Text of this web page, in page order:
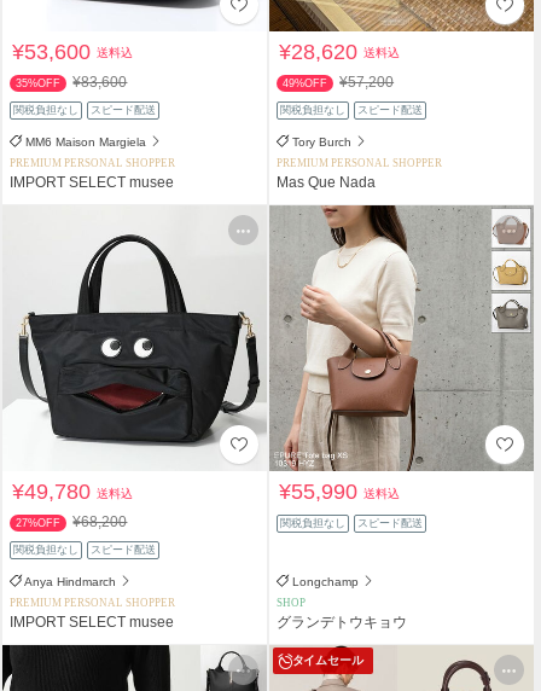
¥53,600送料込
35%OFF ¥83,600
関税負担なし スピード配送
MM6 Maison Margiela
PREMIUM PERSONAL SHOPPER
IMPORT SELECT musee
¥28,620送料込
49%OFF ¥57,200
関税負担なし スピード配送
Tory Burch
PREMIUM PERSONAL SHOPPER
Mas Que Nada
¥49,780送料込
27%OFF ¥68,200
関税負担なし スピード配送
Anya Hindmarch
PREMIUM PERSONAL SHOPPER
IMPORT SELECT musee
¥55,990送料込
関税負担なし スピード配送
Longchamp
SHOP
グランデトウキョウ
タイムセール